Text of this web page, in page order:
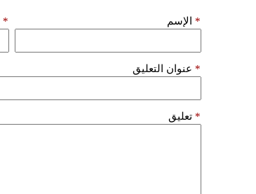
الإسم *
*
عنوان التعليق *
تعليق *